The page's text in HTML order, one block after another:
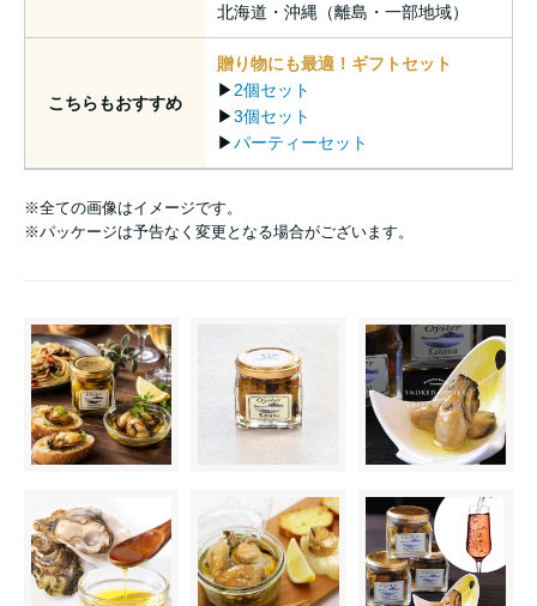
北海道・沖縄（離島・一部地域）
こちらもおすすめ
贈り物にも最適！ギフトセット
▶ 2個セット
▶3個セット
▶パーティーセット
※全ての画像はイメージです。
※パッケージは予告なく変更となる場合がございます。